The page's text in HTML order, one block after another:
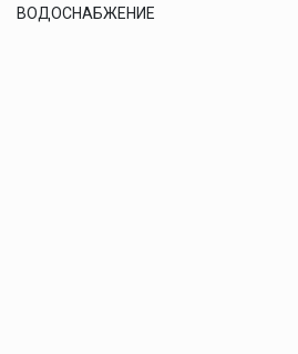
ВОДОСНАБЖЕНИЕ